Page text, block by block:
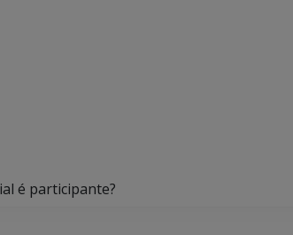
é participante?